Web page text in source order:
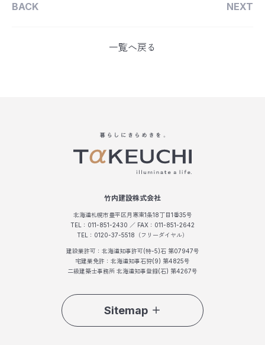
BACK
一覧へ戻る
NEXT
竹内建設株式会社
北海道札幌市豊平区月寒東1条18丁目1番35号
TEL：011-851-2430 ／ FAX：011-851-2642
TEL：0120-37-5518（フリーダイヤル）
建設業許可：北海道知事許可(特-5)石 第07947号
宅建業免許：北海道知事石狩(9) 第4825号
二級建築士事務所 北海道知事登録(石) 第4267号
Sitemap